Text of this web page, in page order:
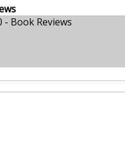
- Book Reviews